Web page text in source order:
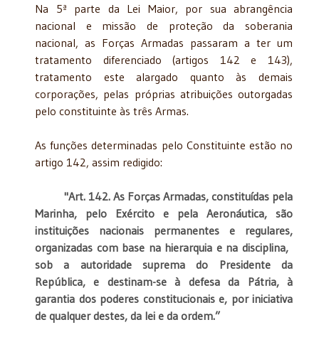
Na 5ª parte da Lei Maior, por sua abrangência
nacional e missão de proteção da soberania
nacional, as Forças Armadas passaram a ter um
tratamento diferenciado (artigos 142 e 143),
tratamento este alargado quanto às demais
corporações, pelas próprias atribuições outorgadas
pelo constituinte às três Armas.
As funções determinadas pelo Constituinte estão no
artigo 142, assim redigido:
"Art. 142. As Forças Armadas, constituídas pela
Marinha, pelo Exército e pela Aeronáutica, são
instituições nacionais permanentes e regulares,
organizadas com base na hierarquia e na disciplina,
sob a autoridade suprema do Presidente da
República, e destinam-se à defesa da Pátria, à
garantia dos poderes constitucionais e, por iniciativa
de qualquer destes, da lei e da ordem.”